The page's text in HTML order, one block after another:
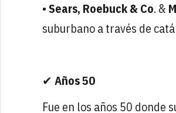
•Sears, Roebuck & Co. &
suburbano a través de
✔ Años 50
Fue en los años 50 donde